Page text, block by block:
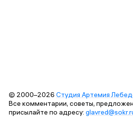
© 2000–2026 Студия Артемия
Все комментарии, советы,
присылайте по адресу: